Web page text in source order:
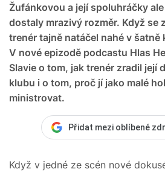
Žufánkovou a její spoluhráčky
dostaly mrazivý rozměr. Když se
trenér tajně natáčel nahé v šatně
V nové epizodě podcastu Hlas
Slavie o tom, jak trenér zradil její
klubu i o tom, proč jí jako malé
ministrovat.
Přidat mezi oblíbené
Když v jedné ze scén nové